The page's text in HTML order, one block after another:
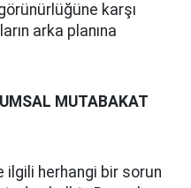
karşı
arka planına
MUTABAKAT
herhangi bir sorun